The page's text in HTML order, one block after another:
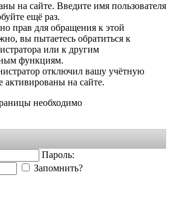
на сайте. Введите имя пользователя
ещё раз.
прав для обращения к этой
вы пытаетесь обратиться к
или к другим
функциям.
отключил вашу учётную
активированы на сайте.
необходимо
Пароль:
Запомнить?